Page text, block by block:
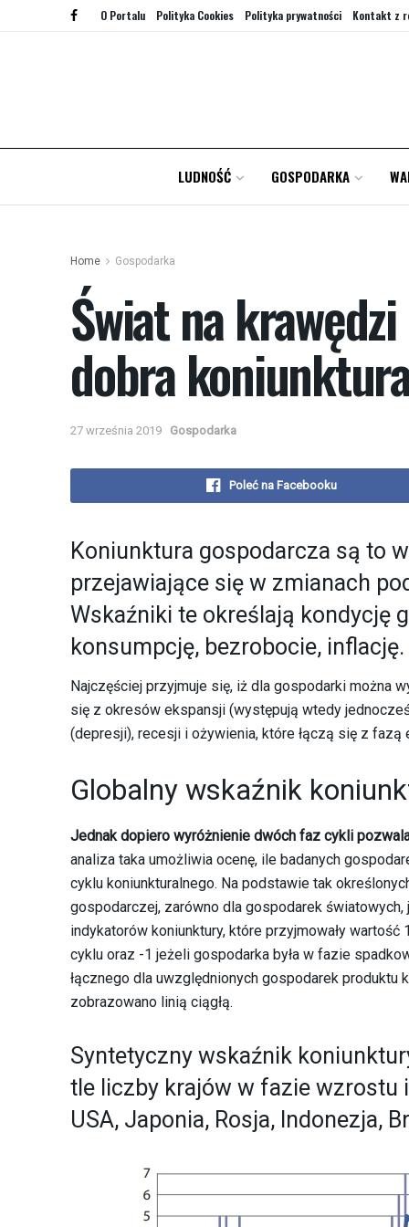
O Portalu Polityka Cookies Polityka prywatności Kontakt z
LUDNOŚĆ GOSPODARKA
Home Gospodarka
Świat na
dobra
27 września 2019 Gospodarka
Poleć na Facebooku
Koniunktura gospodarcza są to
przejawiające się w zmianach
Wskaźniki te określają kondycję
konsumpcję, bezrobocie, inflację.
Najczęściej przyjmuje się, iż dla gospodarki można
się z okresów ekspansji (występują wtedy
(depresji), recesji i ożywienia, które łączą się z fazą
Globalny wskaźnik
Jednak dopiero wyróżnienie dwóch faz cykli
analiza taka umożliwia ocenę, ile badanych
cyklu koniunkturalnego. Na podstawie tak
gospodarczej, zarówno dla gospodarek
indykatorów koniunktury, które przyjmowały
cyklu oraz -1 jeżeli gospodarka była w fazie
łącznego dla uwzględnionych gospodarek
zobrazowano linią ciągłą.
Syntetyczny wskaźnik
tle liczby krajów w fazie wzrostu
USA, Japonia, Rosja, Indonezja,